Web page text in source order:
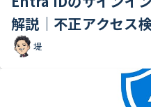
解説｜不正アクセス
堤